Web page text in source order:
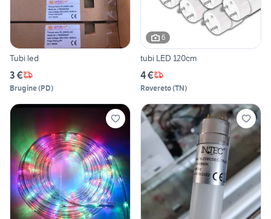
Tubi led
3 €
Brugine(PD)
6
tubi LED 120cm
4 €
Rovereto(TN)